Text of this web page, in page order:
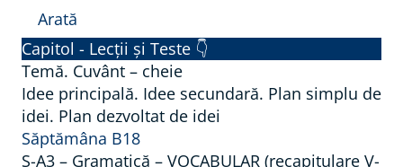
Arată
S
-
A
2
–
Capitol - Lecții și Teste 👇
Temă. Cuvânt – cheie
Idee principală. Idee secundară. Plan simplu de
idei. Plan dezvoltat de idei
Săptămâna B18
S-A3 – Gramatică – VOCABULAR (recapitulare V-